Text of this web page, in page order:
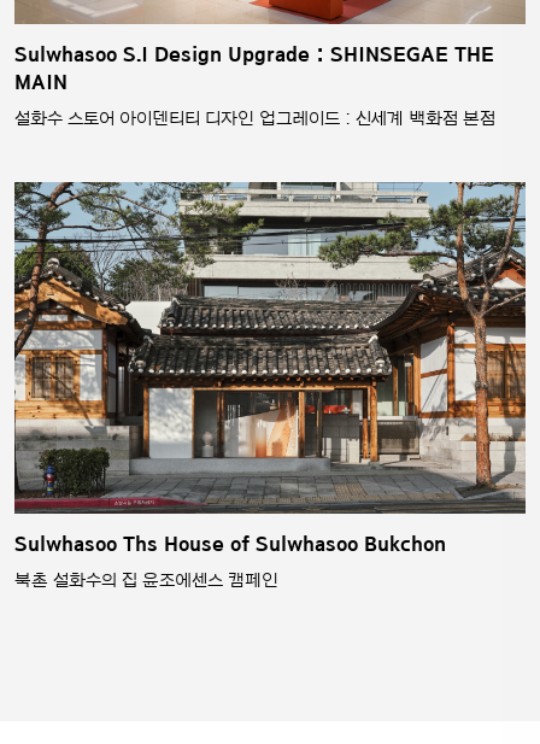
Sulwhasoo S.I Design Upgrade : SHINSEGAE THE
MAIN
설화수 스토어 아이덴티티 디자인 업그레이드 : 신세계 백화점 본점
Sulwhasoo Ths House of Sulwhasoo Bukchon
북촌 설화수의 집 윤조에센스 캠페인